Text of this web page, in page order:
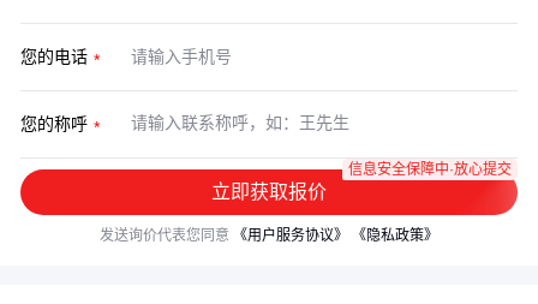
您的电话
您的称呼
立即获取报价
信息安全保障中·放心提交
发送询价代表您同意 《用户服务协议》 《隐私政策》